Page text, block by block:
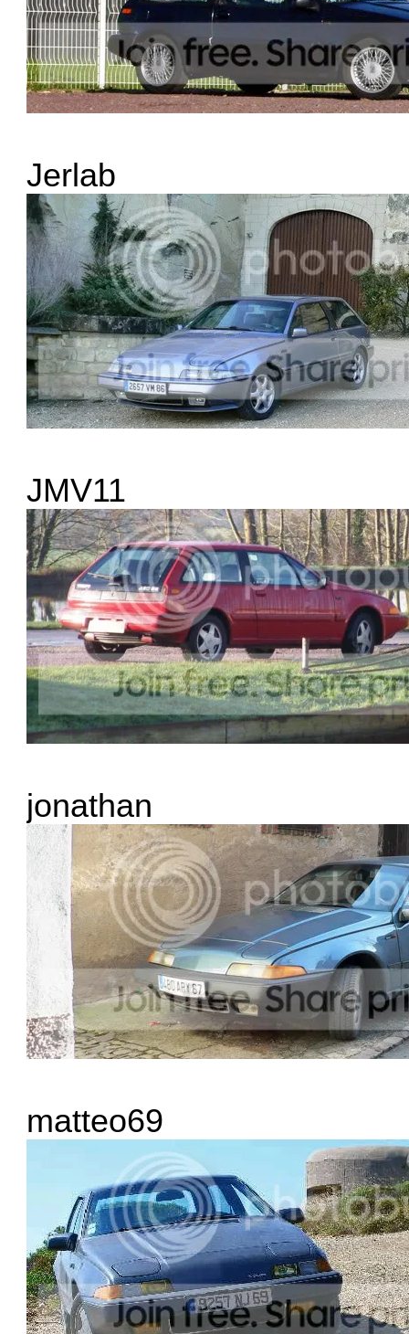
Jerlab
JMV11
jonathan
matteo69